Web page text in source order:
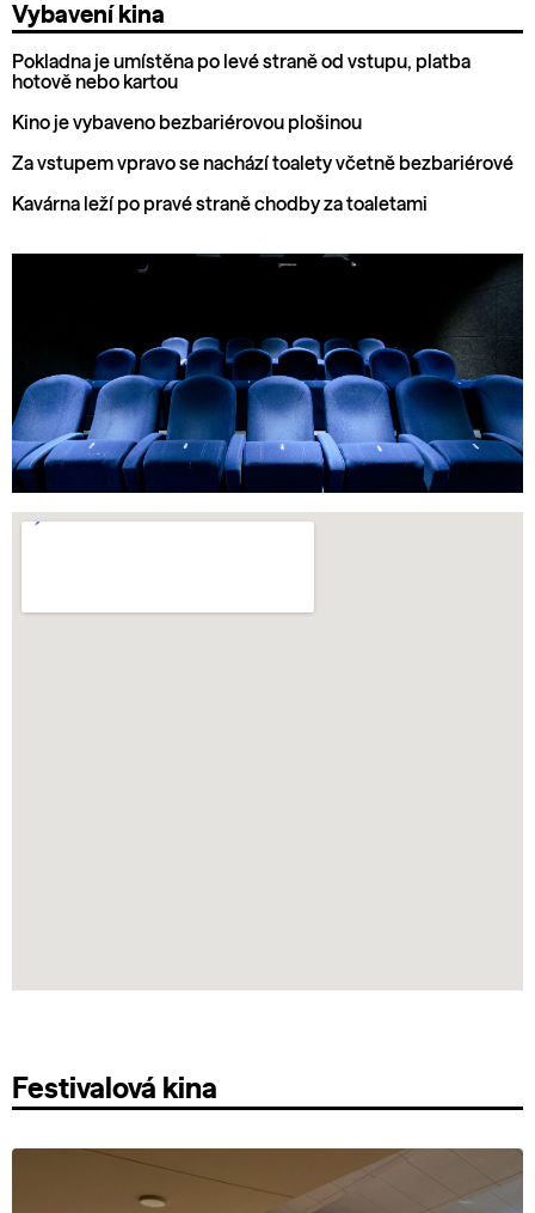
Vybavení kina
Pokladna je umístěna po levé straně od vstupu, platba
hotově nebo kartou
Kino je vybaveno bezbariérovou plošinou
Za vstupem vpravo se nachází toalety včetně bezbariérové
Kavárna leží po pravé straně chodby za toaletami
Festivalová kina